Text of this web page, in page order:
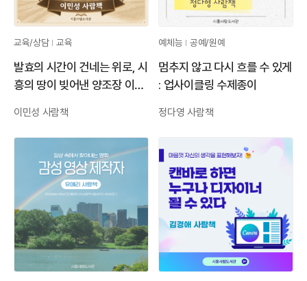
교육/상담 교육
발효의 시간이 건네는 위로, 시
흥의 땅이 빚어낸 양조장 이야
이민성 사람책
예체능 공예/원예
멈추지 않고 다시 흐를 수 있게
: 업사이클링 수제종이
정다영 사람책